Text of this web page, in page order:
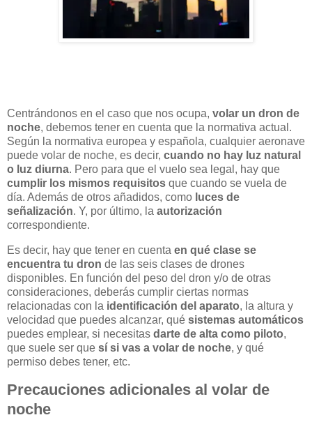
Centrándonos en el caso que nos ocupa, volar un dron de
noche, debemos tener en cuenta que la normativa actual.
Según la normativa europea y española, cualquier aeronave
puede volar de noche, es decir, cuando no hay luz natural
o luz diurna. Pero para que el vuelo sea legal, hay que
cumplir los mismos requisitos que cuando se vuela de
día. Además de otros añadidos, como luces de
señalización. Y, por último, la autorización
correspondiente.
Es decir, hay que tener en cuenta en qué clase se
encuentra tu dron de las seis clases de drones
disponibles. En función del peso del dron y/o de otras
consideraciones, deberás cumplir ciertas normas
relacionadas con la identificación del aparato, la altura y
velocidad que puedes alcanzar, qué sistemas automáticos
puedes emplear, si necesitas darte de alta como piloto,
que suele ser que sí si vas a volar de noche, y qué
permiso debes tener, etc.
Precauciones adicionales al volar de
noche